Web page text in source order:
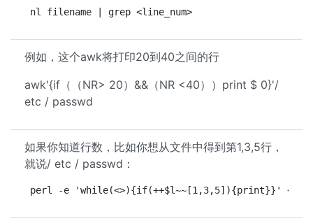
nl filename | grep <line_num>
例如，这个awk将打印20到40之间的行
awk'{if（（NR> 20）&&（NR <40））print $ 0}'/
etc / passwd
如果你知道行数，比如你想从文件中得到第1,3,5行，
就说/ etc / passwd：
perl -e 'while(<>){if(++$l~~[1,3,5]){print}}' < /